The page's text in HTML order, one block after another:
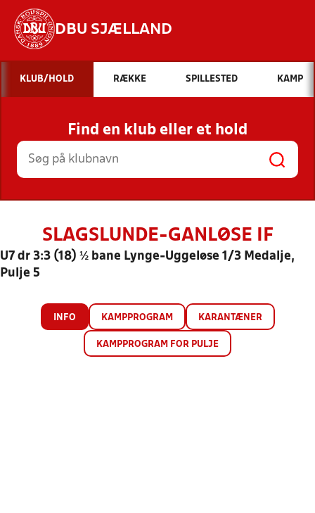
DBU SJÆLLAND
Hvad vil du søge efter?
INDHOLD OG NYHEDER
STILLINGER, RESULTATER, KLUBBER OG
HOLD
KLUB/HOLD RÆKKE SPILLESTED KAMP
Find en klub eller et hold
SLAGSLUNDE-GANLØSE IF
U7 dr 3:3 (18) ½ bane Lynge-Uggeløse 1/3 Medalje,
Pulje 5
INFO KAMPPROGRAM KARANTÆNER
KAMPPROGRAM FOR PULJE